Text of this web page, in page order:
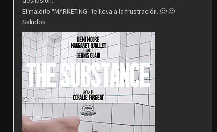
El maldito "MARKETING" te lleva a la frustración. 🙁 🙁
Saludos